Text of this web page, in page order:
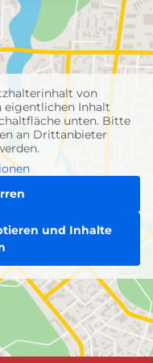
von
eigentlichen Inhalt
unten. Bitte
an Drittanbieter
und Inhalte